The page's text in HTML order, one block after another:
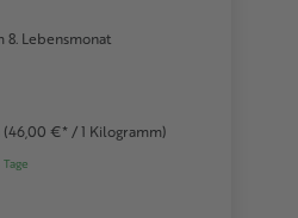
8. Lebensmonat
(46,00 €* / 1 Kilogramm)